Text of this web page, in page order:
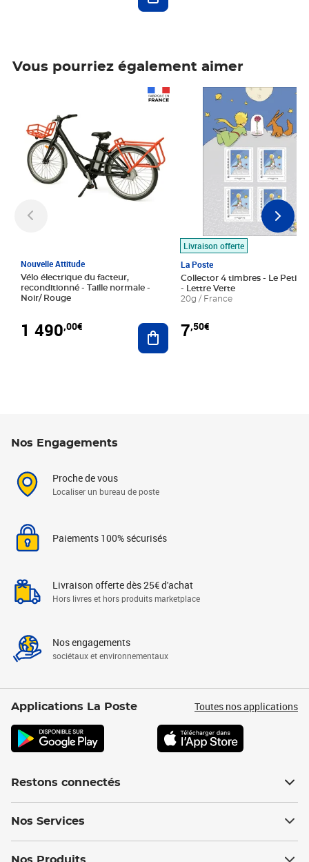
Vous pourriez également aimer
Nouvelle Attitude
Vélo électrique du facteur,
reconditionné - Taille normale -
Noir/ Rouge
1 490,00€ Ajouter au panier
Livraison offerte
La Poste
Collector 4 timbres - Le Petit
- Lettre Verte
20g / France
7,50€
Prix 7,50€
Nos Engagements
Proche de vous
Localiser un bureau de poste
Paiements 100% sécurisés
Livraison offerte dès 25€ d'achat
Hors livres et hors produits marketplace
Nos engagements
sociétaux et environnementaux
Applications La Poste Toutes nos applications
Restons connectés
Nos Services